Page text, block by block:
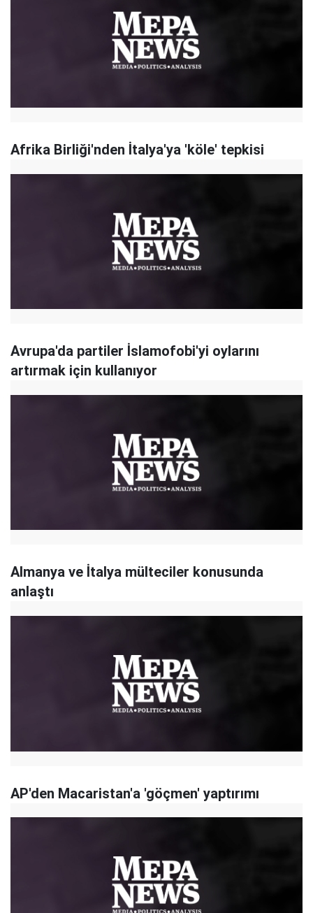
Afrika Birliği'nden İtalya'ya 'köle' tepkisi
Avrupa'da partiler İslamofobi'yi oylarını
artırmak için kullanıyor
Almanya ve İtalya mülteciler konusunda
anlaştı
AP'den Macaristan'a 'göçmen' yaptırımı